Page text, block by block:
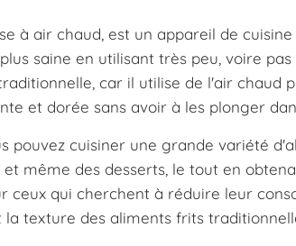
à air chaud, est un appareil de
saine en utilisant très peu, voire
car il utilise de l'air chaud
et dorée sans avoir à les plonger
pouvez cuisiner une grande variété
et même des desserts, le tout en
ceux qui cherchent à réduire leur
texture des aliments frits